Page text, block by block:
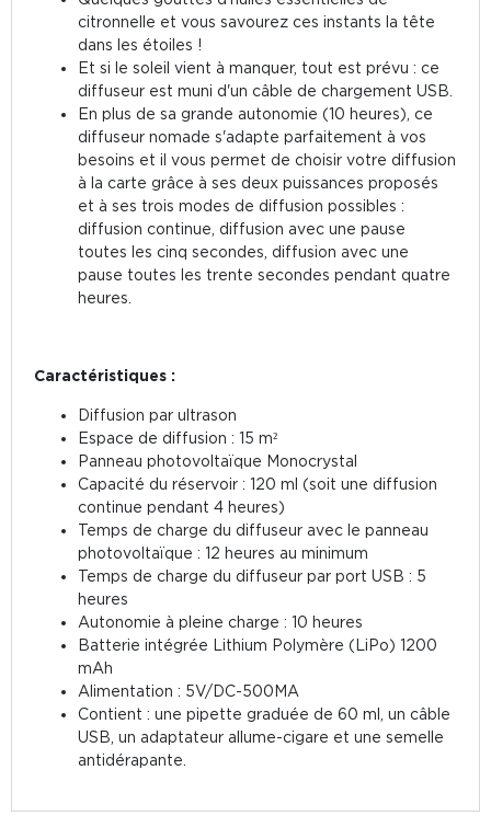
citronnelle et vous savourez ces instants la tête
dans les étoiles !
Et si le soleil vient à manquer, tout est prévu : ce
diffuseur est muni d'un câble de chargement USB.
En plus de sa grande autonomie (10 heures), ce
diffuseur nomade s'adapte parfaitement à vos
besoins et il vous permet de choisir votre diffusion
à la carte grâce à ses deux puissances proposés
et à ses trois modes de diffusion possibles :
diffusion continue, diffusion avec une pause
toutes les cinq secondes, diffusion avec une
pause toutes les trente secondes pendant quatre
heures.
Caractéristiques :
Diffusion par ultrason
Espace de diffusion : 15 m²
Panneau photovoltaïque Monocrystal
Capacité du réservoir : 120 ml (soit une diffusion
continue pendant 4 heures)
Temps de charge du diffuseur avec le panneau
photovoltaïque : 12 heures au minimum
Temps de charge du diffuseur par port USB : 5
heures
Autonomie à pleine charge : 10 heures
Batterie intégrée Lithium Polymère (LiPo) 1200
mAh
Alimentation : 5V/DC-500MA
Contient : une pipette graduée de 60 ml, un câble
USB, un adaptateur allume-cigare et une semelle
antidérapante.